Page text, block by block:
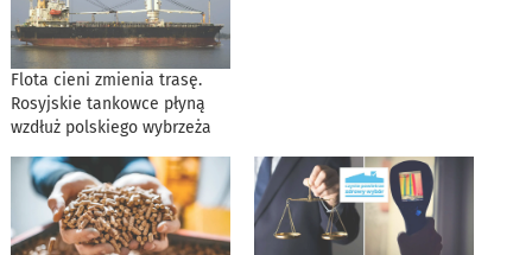
Flota cieni zmienia trasę.
Rosyjskie tankowce płyną
wzdłuż polskiego wybrzeża